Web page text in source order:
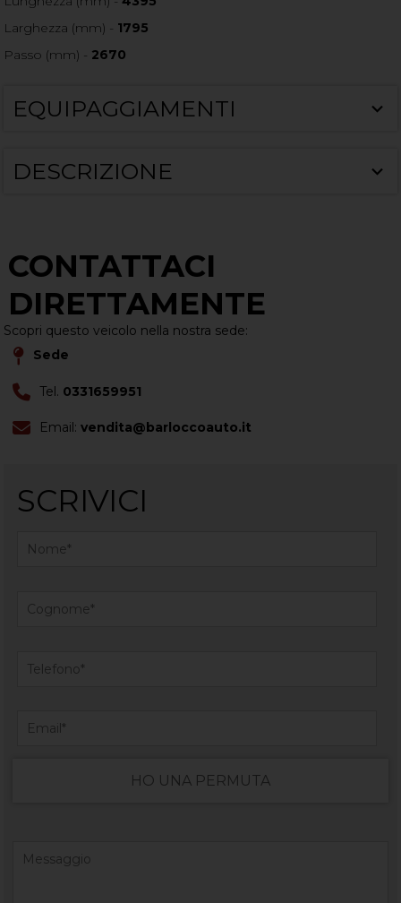
Larghezza (mm) - 1795
Passo (mm) - 2670
EQUIPAGGIAMENTI
DESCRIZIONE
CONTATTACI
DIRETTAMENTE
Scopri questo veicolo nella nostra sede:
Sede
Tel. 0331659951
Email: vendita@barloccoauto.it
SCRIVICI
HO UNA PERMUTA